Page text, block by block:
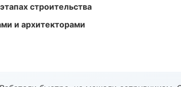
строительства
и архитекторами